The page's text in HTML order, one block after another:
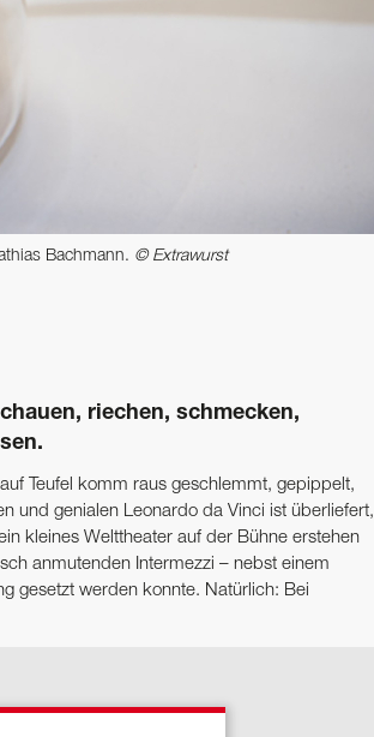
Bachmann. © Extrawurst
riechen, schmecken,
Teufel komm raus geschlemmt, gepippelt,
und genialen Leonardo da Vinci ist überliefert,
kleines Welttheater auf der Bühne erstehen
anmutenden Intermezzi – nebst einem
gesetzt werden konnte. Natürlich: Bei